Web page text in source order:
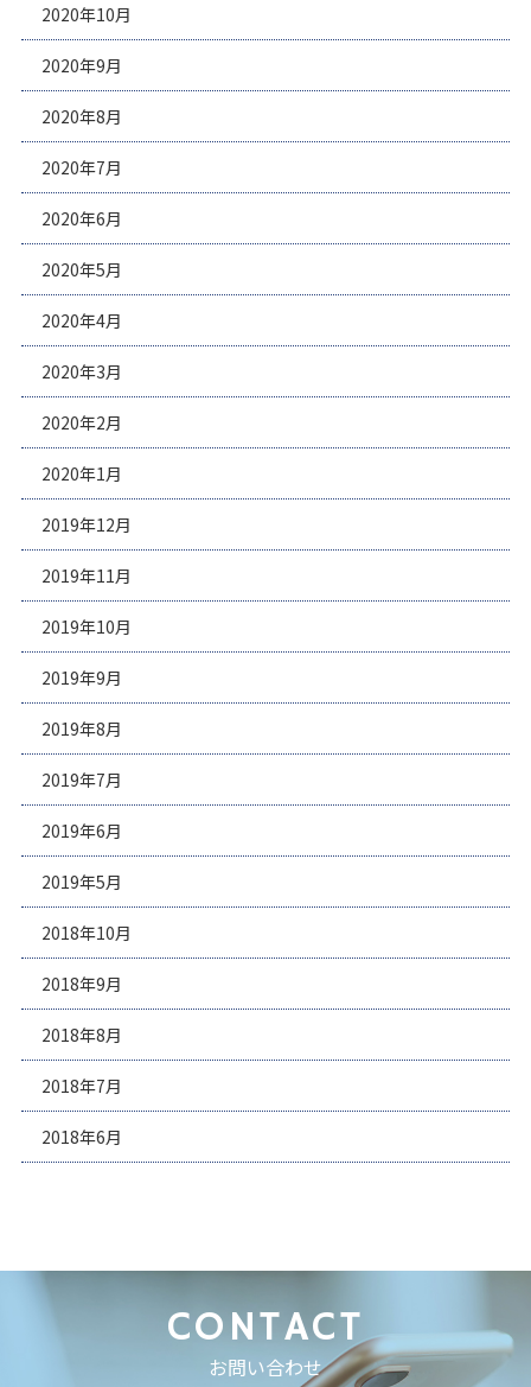
2020年10月
2020年9月
2020年8月
2020年7月
2020年6月
2020年5月
2020年4月
2020年3月
2020年2月
2020年1月
2019年12月
2019年11月
2019年10月
2019年9月
2019年8月
2019年7月
2019年6月
2019年5月
2018年10月
2018年9月
2018年8月
2018年7月
2018年6月
CONTACT
お問い合わせ